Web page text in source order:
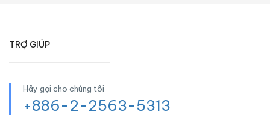
TRỢ GIÚP
Hãy gọi cho chúng tôi
+886-2-2563-5313